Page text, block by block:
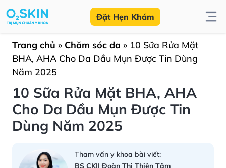
Đặt Hẹn Khám
Trang chủ » Chăm sóc da » 10 Sữa Rửa Mặt
BHA, AHA Cho Da Dầu Mụn Được Tin Dùng
Năm 2025
10 Sữa Rửa Mặt BHA, AHA
Cho Da Dầu Mụn Được Tin
Dùng Năm 2025
Tham vấn y khoa bài viết:
BS CKII Đoàn Thị Thiện Tâm